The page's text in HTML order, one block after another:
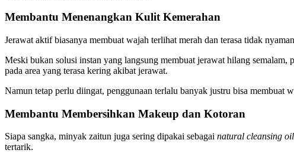
Membantu Menenangkan Kulit Kemerahan
Jerawat aktif biasanya membuat wajah terlihat merah dan terasa tidak
Meski bukan solusi instan yang langsung membuat jerawat hilang
pada area yang terasa kering akibat jerawat.
Namun tetap perlu diingat, penggunaan terlalu banyak justru bisa membuat
Membantu Membersihkan Makeup dan Kotoran
Siapa sangka, minyak zaitun juga sering dipakai sebagai natural cleansing oil
tertarik.